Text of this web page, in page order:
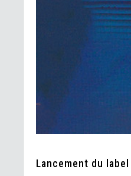
Lancement du